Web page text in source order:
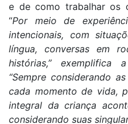
e de como trabalhar os
“Por meio de
intencionais, com
língua, conversas em
histórias,” exemplifica
“Sempre considerando
cada momento de vida,
integral da criança
considerando suas